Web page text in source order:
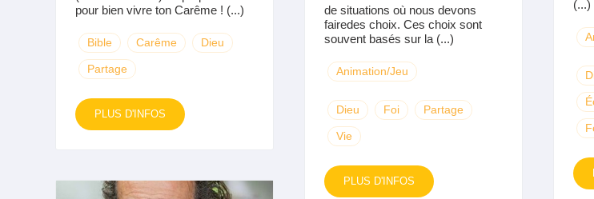
pour bien vivre ton Carême ! (...)
Bible Carême Dieu
Partage
PLUS D'INFOS
de situations où nous devons
fairedes choix. Ces choix sont
souvent basés sur la (...)
Animation/Jeu
Dieu Foi Partage
Vie
PLUS D'INFOS
(...)